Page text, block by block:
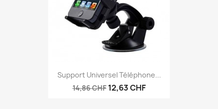
Support Universel Téléphone...
14,86 CHF 12,63 CHF